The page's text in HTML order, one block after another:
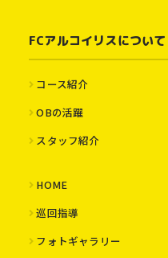
FCアルコイリスについて
コース紹介
OBの活躍
スタッフ紹介
HOME
巡回指導
フォトギャラリー